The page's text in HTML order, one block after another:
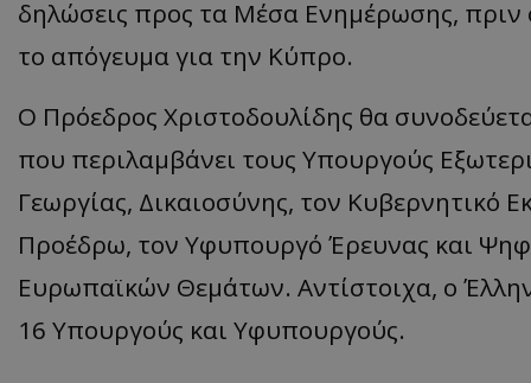
δηλώσεις προς τα Μέσα Ενημέρωσης,
το απόγευμα για την Κύπρο.
Ο Πρόεδρος Χριστοδουλίδης θα
που περιλαμβάνει τους Υπουργούς
Γεωργίας, Δικαιοσύνης, τον
Προέδρω, τον Υφυπουργό Έρευνας και
Ευρωπαϊκών Θεμάτων. Αντίστοιχα, ο
16 Υπουργούς και Υφυπουργούς.
ASP.NET_SessionId